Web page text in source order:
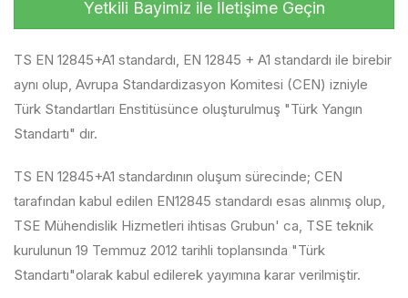
Yetkili Bayimiz ile İletişime Geçin
TS EN 12845+A1 standardı, EN 12845 + A1 standardı ile birebir
aynı olup, Avrupa Standardizasyon Komitesi (CEN) izniyle
Türk Standartları Enstitüsünce oluşturulmuş "Türk Yangın
Standartı" dır.
TS EN 12845+A1 standardının oluşum sürecinde; CEN
tarafından kabul edilen EN12845 standardı esas alınmış olup,
TSE Mühendislik Hizmetleri ihtisas Grubun' ca, TSE teknik
kurulunun 19 Temmuz 2012 tarihli toplansında "Türk
Standartı"olarak kabul edilerek yayımına karar verilmiştir.